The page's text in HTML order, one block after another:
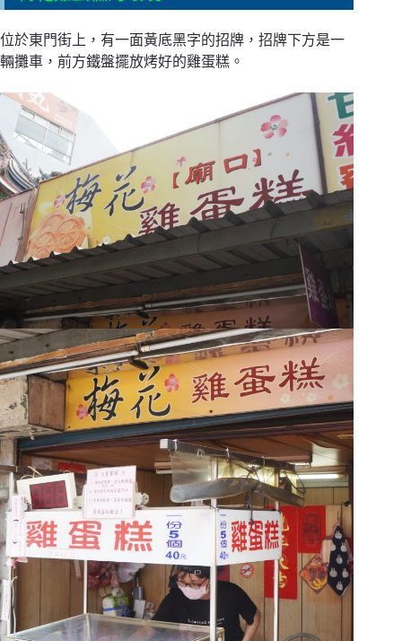
位於東門街上，有一面黃底黑字的招牌，招牌下方是一
輛攤車，前方鐵盤擺放烤好的雞蛋糕。